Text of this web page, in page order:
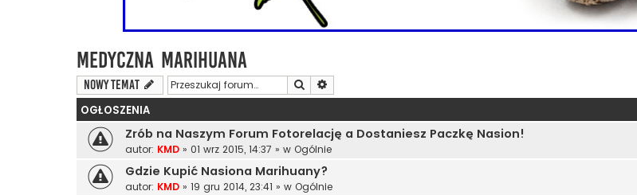
Medyczna Marihuana
NOWY TEMAT Szukaj
OGŁOSZENIA
Zrób na Naszym Forum Fotorelację a Dostaniesz Paczkę Nasion!
autor: KMD » 01 wrz 2015, 14:37 » w Ogólnie
Gdzie Kupić Nasiona Marihuany?
autor: KMD » 19 gru 2014, 23:41 » w Ogólnie